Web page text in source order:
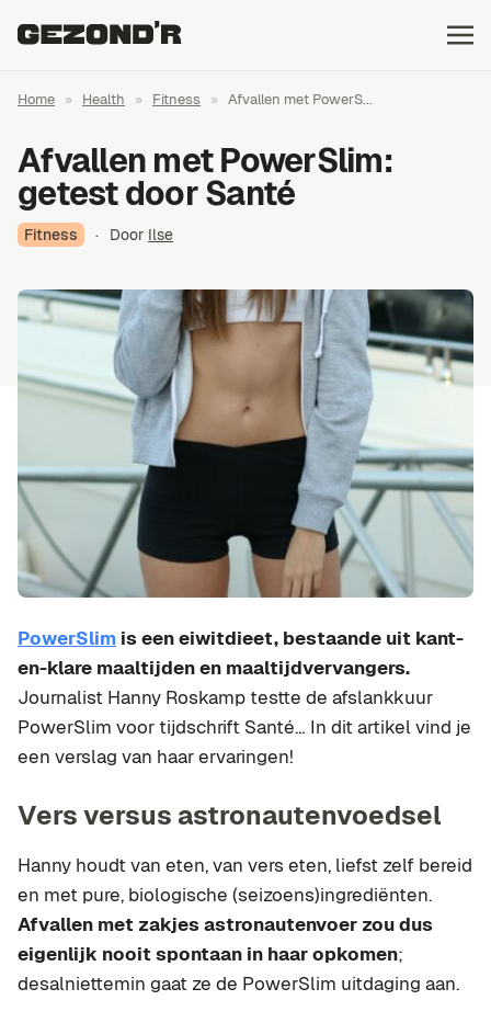
Home » Health » Fitness » Afvallen met PowerS...
Afvallen met PowerSlim:
getest door Santé
Fitness · Door Ilse
PowerSlim is een eiwitdieet, bestaande uit kant-
en-klare maaltijden en maaltijdvervangers.
Journalist Hanny Roskamp testte de afslankkuur
PowerSlim voor tijdschrift Santé… In dit artikel vind je
een verslag van haar ervaringen!
Vers versus astronautenvoedsel
Hanny houdt van eten, van vers eten, liefst zelf bereid
en met pure, biologische (seizoens)ingrediënten.
Afvallen met zakjes astronautenvoer zou dus
eigenlijk nooit spontaan in haar opkomen;
desalniettemin gaat ze de PowerSlim uitdaging aan.